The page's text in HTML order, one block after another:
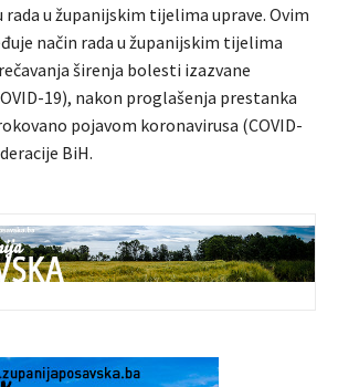
rada u županijskim tijelima uprave. Ovim
način rada u županijskim tijelima
širenja bolesti izazvane
19), nakon proglašenja prestanka
pojavom koronavirusa (COVID-
BiH.